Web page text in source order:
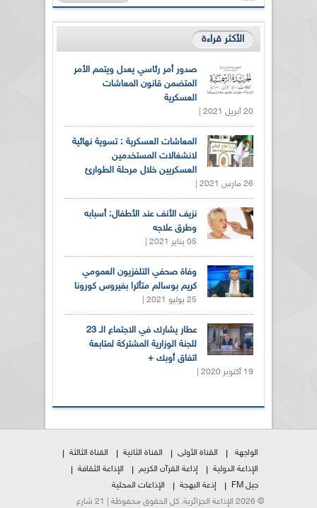
الأكثر قراءة
صدور أمر رئاسي يعدل ويتمم الأمر
المتضمن قانون المعاشات
العسكرية
20 أبريل 2021 |
المعاشات العسكرية : تسوية نهائية
لانشغالات المستخدمين
العسكريين خلال مرحلة الطوارئ
26 مارس 2021 |
نزيف الأنف عند الأطفال: أسبابه
وطرق علاجه
05 يناير 2021 |
وفاة صحفي التلفزيون العمومي
كريم بوسالم متأثرا بفيروس كورونا
25 يوليو 2021 |
عطار يشارك في الاجتماع الـ 23
للجنة الوزارية المشتركة لمتابعة
اتفاق أوبك +
19 أكتوبر 2020 |
الواجهة القناة الأولى القناة الثانية
القناة الثالثة
الإذاعة الدولية
إذاعة القرآن الكريم
الإذاعة الثقافة
جيل FM
إذعة البهجة
الإذاعات المحلية
© 2026 الإذاعة الجزائرية. كل الحقوق محفوظة | 21 شارع